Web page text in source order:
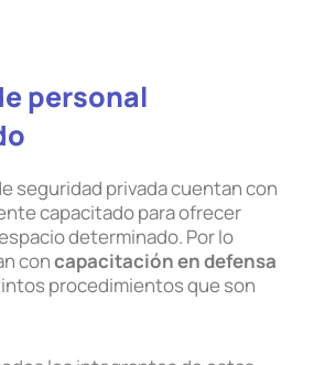
personal
seguridad privada cuentan con
capacitado para ofrecer
determinado. Por lo
concapacitación en defensa
procedimientos que son